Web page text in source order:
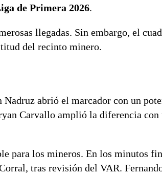
de Primera 2026.
llegadas. Sin embargo, el
del recinto minero.
abrió el marcador con un
Carvallo amplió la diferencia con
para los mineros. En los minutos
tras revisión del VAR.